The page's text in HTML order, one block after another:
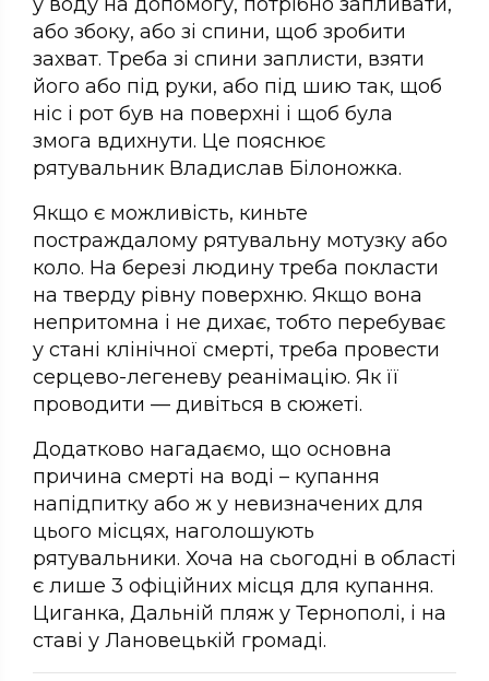
або збоку, або зі спини, щоб зробити
захват. Треба зі спини заплисти, взяти
його або під руки, або під шию так, щоб
ніс і рот був на поверхні і щоб була
змога вдихнути. Це пояснює
рятувальник Владислав Білоножка.
Якщо є можливість, киньте
постраждалому рятувальну мотузку або
коло. На березі людину треба покласти
на тверду рівну поверхню. Якщо вона
непритомна і не дихає, тобто перебуває
у стані клінічної смерті, треба провести
серцево-легеневу реанімацію. Як її
проводити — дивіться в сюжеті.
Додатково нагадаємо, що основна
причина смерті на воді – купання
напідпитку або ж у невизначених для
цього місцях, наголошують
рятувальники. Хоча на сьогодні в області
є лише 3 офіційних місця для купання.
Циганка, Дальній пляж у Тернополі, і на
ставі у Лановецькій громаді.